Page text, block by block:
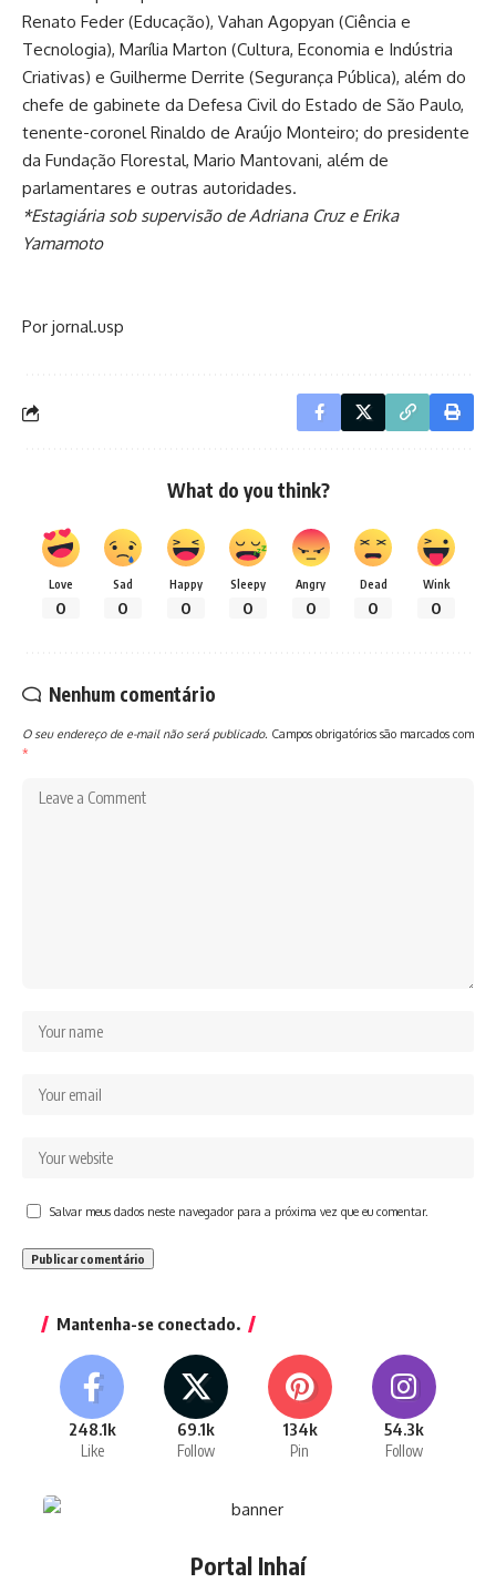
Renato Feder (Educação), Vahan Agopyan (Ciência e
Tecnologia), Marília Marton (Cultura, Economia e Indústria
Criativas) e Guilherme Derrite (Segurança Pública), além do
chefe de gabinete da Defesa Civil do Estado de São Paulo,
tenente-coronel Rinaldo de Araújo Monteiro; do presidente
da Fundação Florestal, Mario Mantovani, além de
parlamentares e outras autoridades.
*Estagiária sob supervisão de Adriana Cruz e Erika
Yamamoto
Por jornal.usp
What do you think?
Love
0
Sad
0
Happy
0
Sleepy
0
Angry
0
Dead
0
Wink
0
Nenhum comentário
O seu endereço de e-mail não será publicado. Campos obrigatórios são marcados com
*
Salvar meus dados neste navegador para a próxima vez que eu comentar.
Mantenha-se conectado.
248.1k
Like
69.1k
Follow
134k
Pin
54.3k
Follow
Portal Inhaí